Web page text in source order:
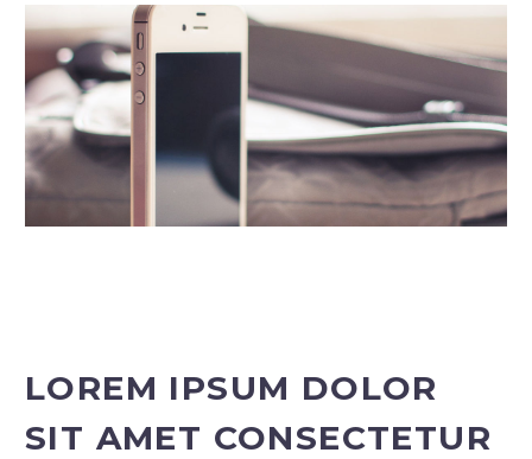
LOREM IPSUM DOLOR
SIT AMET CONSECTETUR